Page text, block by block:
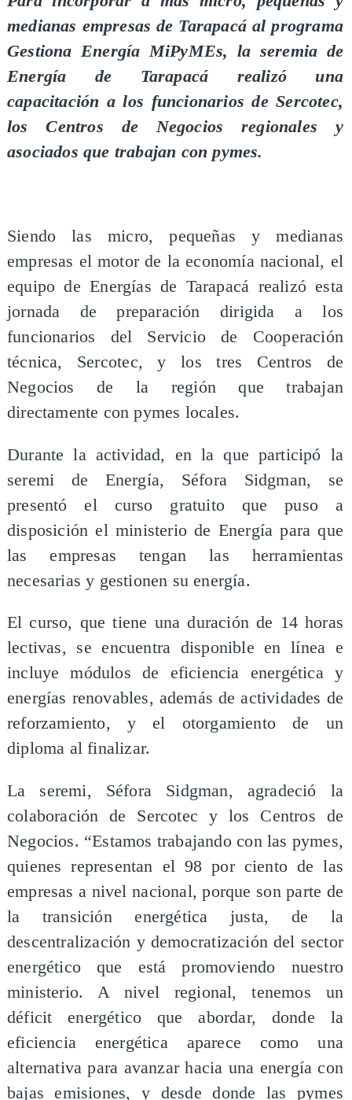
medianas empresas de Tarapacá al programa
Gestiona Energía MiPyMEs, la seremia de
Energía de Tarapacá realizó una
capacitación a los funcionarios de Sercotec,
los Centros de Negocios regionales y
asociados que trabajan con pymes.
Siendo las micro, pequeñas y medianas
empresas el motor de la economía nacional, el
equipo de Energías de Tarapacá realizó esta
jornada de preparación dirigida a los
funcionarios del Servicio de Cooperación
técnica, Sercotec, y los tres Centros de
Negocios de la región que trabajan
directamente con pymes locales.
Durante la actividad, en la que participó la
seremi de Energía, Séfora Sidgman, se
presentó el curso gratuito que puso a
disposición el ministerio de Energía para que
las empresas tengan las herramientas
necesarias y gestionen su energía.
El curso, que tiene una duración de 14 horas
lectivas, se encuentra disponible en línea e
incluye módulos de eficiencia energética y
energías renovables, además de actividades de
reforzamiento, y el otorgamiento de un
diploma al finalizar.
La seremi, Séfora Sidgman, agradeció la
colaboración de Sercotec y los Centros de
Negocios. “Estamos trabajando con las pymes,
quienes representan el 98 por ciento de las
empresas a nivel nacional, porque son parte de
la transición energética justa, de la
descentralización y democratización del sector
energético que está promoviendo nuestro
ministerio. A nivel regional, tenemos un
déficit energético que abordar, donde la
eficiencia energética aparece como una
alternativa para avanzar hacia una energía con
bajas emisiones, y desde donde las pymes